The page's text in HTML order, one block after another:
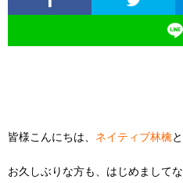
皆様こんにちは、 ネイティブ林檎
お久しぶりな方も、はじめまして